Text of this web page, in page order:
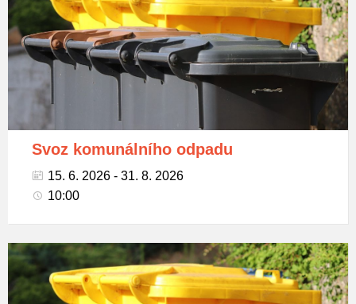
tříděný
odpad
Svoz komunálního odpadu
15. 6. 2026 - 31. 8. 2026
10:00
Popelnice
na
tříděný